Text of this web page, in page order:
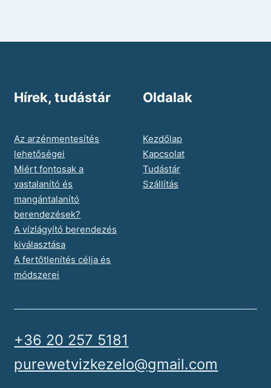
Hírek, tudástár
Az arzénmentesítés
lehetőségei
Miért fontosak a
vastalanító és
mangántalanító
berendezések?
A vízlágyító berendezés
kiválasztása
A fertőtlenítés célja és
módszerei
Oldalak
Kezdőlap
Kapcsolat
Tudástár
Szállítás
+36 20 257 5181
purewetvizkezelo@gmail.com